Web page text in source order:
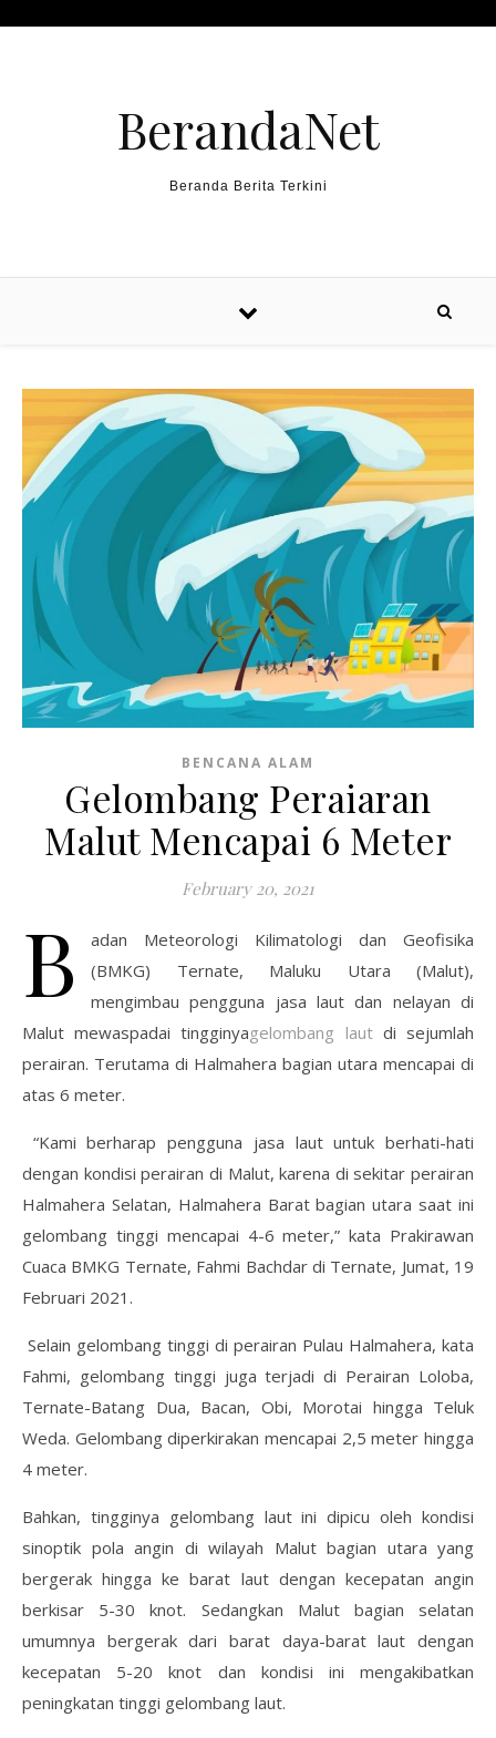
BerandaNet
Beranda Berita Terkini
BENCANA ALAM
Gelombang Peraiaran
Malut Mencapai 6 Meter
February 20, 2021
B
adan Meteorologi Kilimatologi dan Geofisika
(BMKG) Ternate, Maluku Utara (Malut),
mengimbau pengguna jasa laut dan nelayan di
Malut mewaspadai tingginyagelombang lautdi sejumlah
perairan. Terutama di Halmahera bagian utara mencapai di
atas 6 meter.
“Kami berharap pengguna jasa laut untuk berhati-hati
dengan kondisi perairan di Malut, karena di sekitar perairan
Halmahera Selatan, Halmahera Barat bagian utara saat ini
gelombang tinggi mencapai 4-6 meter,” kata Prakirawan
Cuaca BMKG Ternate, Fahmi Bachdar di Ternate, Jumat, 19
Februari 2021.
Selain gelombang tinggi di perairan Pulau Halmahera, kata
Fahmi, gelombang tinggi juga terjadi di Perairan Loloba,
Ternate-Batang Dua, Bacan, Obi, Morotai hingga Teluk
Weda. Gelombang diperkirakan mencapai 2,5 meter hingga
4 meter.
Bahkan, tingginya gelombang laut ini dipicu oleh kondisi
sinoptik pola angin di wilayah Malut bagian utara yang
bergerak hingga ke barat laut dengan kecepatan angin
berkisar 5-30 knot. Sedangkan Malut bagian selatan
umumnya bergerak dari barat daya-barat laut dengan
kecepatan 5-20 knot dan kondisi ini mengakibatkan
peningkatan tinggi gelombang laut.